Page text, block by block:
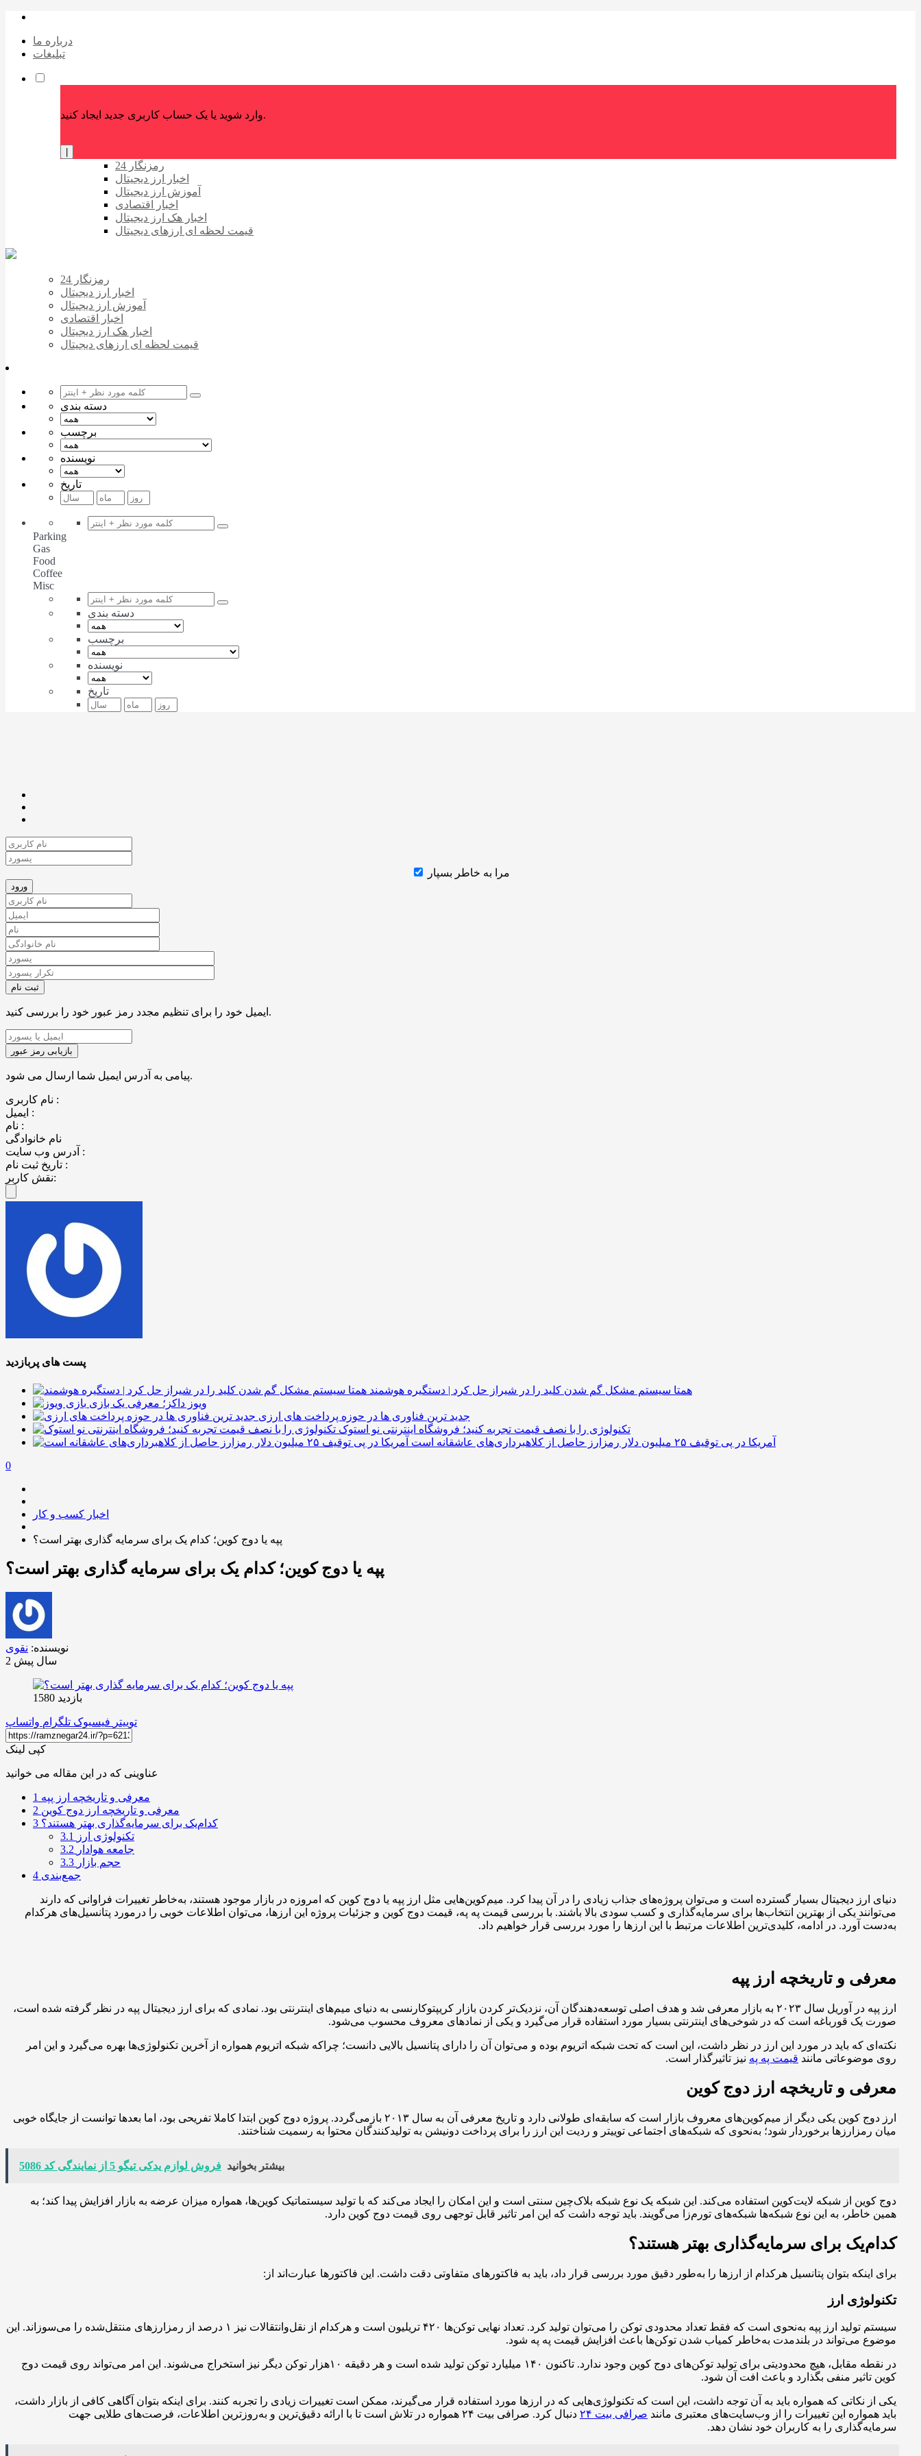
درباره ما
تبلیغات
وارد شوید یا یک حساب کاربری جدید ایجاد کنید.
رمزنگار 24
اخبار ارز دیجیتال
آموزش ارز دیجیتال
اخبار اقتصادی
اخبار هک ارز دیجیتال
قیمت لحظه ای ارزهای دیجیتال
رمزنگار 24
اخبار ارز دیجیتال
آموزش ارز دیجیتال
اخبار اقتصادی
اخبار هک ارز دیجیتال
قیمت لحظه ای ارزهای دیجیتال
دسته بندی
برچسب
نویسنده
تاریخ
Parking
Gas
Food
Coffee
Misc
دسته بندی
برچسب
نویسنده
تاریخ
مرا به خاطر بسپار
ایمیل خود را برای تنظیم مجدد رمز عبور خود را بررسی کنید.
پیامی به آدرس ایمیل شما ارسال می شود.
نام کاربری :
ایمیل :
نام :
نام خانوادگی
آدرس وب سایت :
تاریخ ثبت نام :
نقش کاربر:
پست های پربازدید
همتا سیستم مشکل گم شدن کلید را در شیراز حل کرد | دستگیره هوشمند
ویوز داکز؛ معرفی یک بازی
جدید ترین فناوری ها در حوزه پرداخت های ارزی
تکنولوژی را با نصف قیمت تجربه کنید؛ فروشگاه اینترنتی نو استوک
آمریکا در پی توقیف ۲۵ میلیون دلار رمزارز حاصل از کلاهبرداری‌های عاشقانه است
0
اخبار کسب و کار
پپه یا دوج کوین؛ کدام یک برای سرمایه گذاری بهتر است؟
پپه یا دوج کوین؛ کدام یک برای سرمایه گذاری بهتر است؟
نویسنده: نقوی
2 سال پیش
بازدید 1580
توییتر فیسبوک تلگرام واتساپ
کپی لینک
عناوینی که در این مقاله می خوانید
1 معرفی و تاریخچه ارز پپه
2 معرفی و تاریخچه ارز دوج کوین
3 کدام‌یک برای سرمایه‌‌گذاری بهتر هستند؟
3.1
تکنولوژی ارز
3.2 جامعه هوادار
3.3 حجم بازار
4 جمع‌بندی
دنیای ارز دیجیتال بسیار گسترده است و می‌توان پروژه‌های جذاب زیادی را در آن پیدا کرد. میم‌کوین‌هایی مثل ارز پپه یا دوج کوین که امروزه در بازار موجود هستند، به‌خاطر تغییرات فراوانی که دارند
می‌توانند یکی از بهترین انتخاب‌ها برای سرمایه‌گذاری و کسب سودی بالا باشند. با بررسی قیمت په په، قیمت دوج کوین و جزئیات پروژه این ارزها، می‌توان اطلاعات خوبی را درمورد پتانسیل‌های هرکدام
به‌دست آورد. در ادامه، کلیدی‌ترین اطلاعات مرتبط با این ارزها را مورد بررسی قرار خواهیم داد.
معرفی و تاریخچه ارز پپه
ارز پپه در آوریل سال ۲۰۲۳ به بازار معرفی شد و هدف اصلی توسعه‌دهندگان آن، نزدیک‌تر کردن بازار کریپتوکارنسی به دنیای میم‌های اینترنتی بود. نمادی که برای ارز دیجیتال پپه در نظر گرفته شده است،
صورت یک قورباغه است که در شوخی‌های اینترنتی بسیار مورد استفاده قرار می‌گیرد و یکی از نمادهای معروف محسوب می‌شود.
نکته‌ای که باید در مورد این ارز در نظر داشت، این است که تحت شبکه اتریوم بوده و می‌توان آن را دارای پتانسیل بالایی دانست؛ چراکه شبکه اتریوم همواره از آخرین تکنولوژی‌ها بهره می‌گیرد و این امر
روی موضوعاتی مانند قیمت په په نیز تاثیرگذار است.
معرفی و تاریخچه ارز دوج کوین
ارز دوج کوین یکی دیگر از میم‌کوین‌های معروف بازار است که سابقه‌ای طولانی دارد و تاریخ معرفی آن به سال ۲۰۱۳ بازمی‌گردد. پروژه دوج کوین ابتدا کاملا تفریحی بود، اما بعدها توانست از جایگاه خوبی
میان رمزارزها برخوردار شود؛ به‌نحوی که شبکه‌های اجتماعی توییتر و ردیت این ارز را برای پرداخت دونیشن به تولیدکنندگان محتوا به رسمیت شناختند.
بیشتر بخوانید فروش لوازم یدکی تیگو 5 از نمایندگی کد 5086
دوج کوین از شبکه لایت‌کوین استفاده می‌کند. این شبکه یک نوع شبکه بلاک‌چین سنتی است و این امکان را ایجاد می‌کند که با تولید سیستماتیک کوین‌ها، همواره میزان عرضه به بازار افزایش پیدا کند؛ به
‌همین ‌خاطر، به این نوع شبکه‌ها شبکه‌های تورم‌زا می‌گویند. باید توجه داشت که این امر تاثیر قابل توجهی روی قیمت دوج کوین دارد.
کدام‌یک برای سرمایه‌‌گذاری بهتر هستند؟
برای اینکه بتوان پتانسیل هرکدام از ارزها را به‌طور دقیق مورد بررسی قرار داد، باید به فاکتورهای متفاوتی دقت داشت. این فاکتورها عبارت‌اند از:
تکنولوژی ارز
سیستم تولید ارز پپه به‌نحوی است که فقط تعداد محدودی توکن را می‌توان تولید کرد. تعداد نهایی توکن‌ها ۴۲۰ تریلیون است و هرکدام از نقل‌وانتقالات نیز ۱ درصد از رمزارزهای منتقل‌شده را می‌سوزاند. این
موضوع می‌تواند در بلندمدت به‌خاطر کمیاب شدن توکن‌ها باعث افزایش قیمت په په شود.
در نقطه مقابل، هیچ محدودیتی برای تولید توکن‌های دوج کوین وجود ندارد. تاکنون ۱۴۰ میلیارد توکن تولید شده است و هر دقیقه ۱۰هزار توکن دیگر نیز استخراج می‌شوند. این امر می‌تواند روی قیمت دوج
کوین تاثیر منفی بگذارد و باعث افت آن شود.
یکی از نکاتی که همواره باید به آن توجه داشت، این است که تکنولوژی‌هایی که در ارزها مورد استفاده قرار می‌گیرند، ممکن است تغییرات زیادی را تجربه کنند. برای اینکه بتوان آگاهی کافی از بازار داشت،
باید همواره این تغییرات را از وب‌سایت‌های معتبری مانند صرافی بیت ۲۴
دنبال کرد. صرافی بیت ۲۴ همواره در تلاش است تا با ارائه دقیق‌ترین و به‌روزترین اطلاعات، فرصت‌های طلایی جهت
سرمایه‌گذاری را به کاربران خود نشان دهد.